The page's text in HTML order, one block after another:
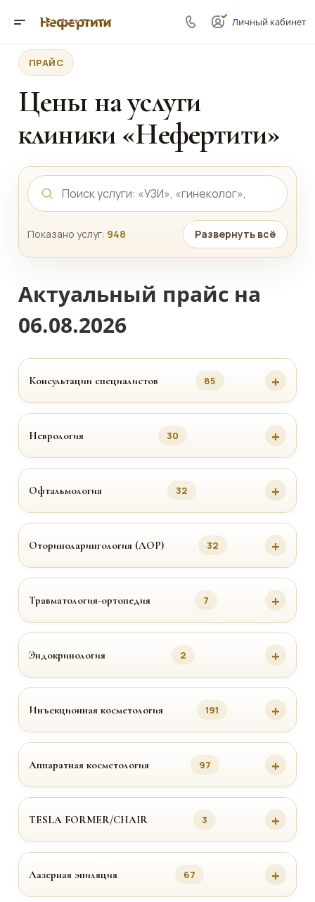
Личный кабинет
ПРАЙС
Цены на услуги
клиники «Нефертити»
Показано услуг: 948 Развернуть всё
Актуальный прайс на
06.08.2026
Консультации специалистов 85
Неврология 30
Офтальмология 32
Оториноларингология (ЛОР) 32
Травматология-ортопедия 7
Эндокринология 2
Инъекционная косметология 191
Аппаратная косметология 97
TESLA FORMER/CHAIR 3
Лазерная эпиляция 67